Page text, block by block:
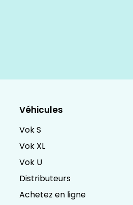
Véhicules
Vok S
Vok XL
Vok U
Distributeurs
Achetez en ligne